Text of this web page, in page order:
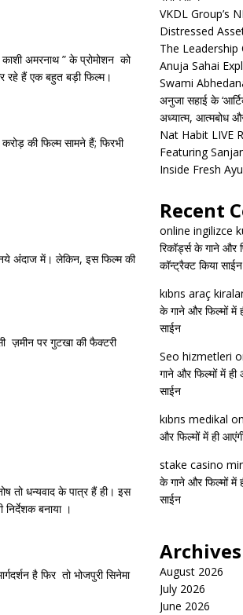
अमरनाथ ” के प्रोमोशन को
हैं एक बहुत बड़ी फिल्म।
की फिल्म सामने हैं; फिरभी
अंंदाज में। लेकिन, इस फिल्म की
ज़मीन पर गुटखा की फैक्टरी
तो धन्यवाद के पात्र हैं ही। इस
बनाया ।
है फिर तो भोजपुरी सिनेमा
VKDL Group’s
Distressed
The Leadership
Anuja Sahai
Swami
अनुजा सहाई के
अध्यात्म, आत्मबोध
Nat Habit LIVE
Featuring
Inside Fresh
Recent
online ingilizce
रिकॉर्ड्स के गाने और
कॉन्ट्रैक्ट किया साईन
kıbrıs araç
के गाने और फिल्मों में
साईन
Seo hizmetleri
गाने और फिल्मों में
साईन
kıbrıs medikal on
और फिल्मों में ही
stake casino
के गाने और फिल्मों में
साईन
Archives
August 2026
July 2026
June 2026